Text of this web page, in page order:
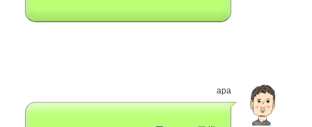
apa